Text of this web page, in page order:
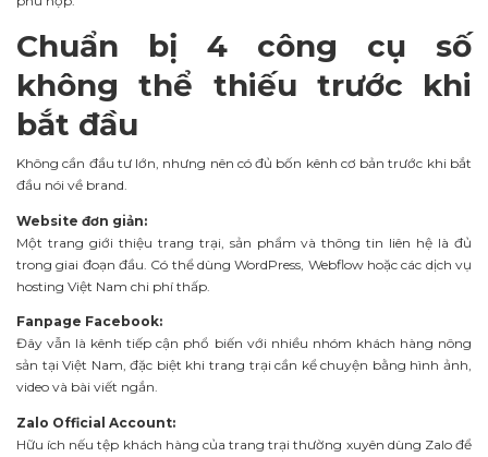
Chuẩn bị 4 công cụ số
không thể thiếu trước khi
bắt đầu
Không cần đầu tư lớn, nhưng nên có đủ bốn kênh cơ bản trước khi bắt
đầu nói về brand.
Website đơn giản:
Một trang giới thiệu trang trại, sản phẩm và thông tin liên hệ là đủ
trong giai đoạn đầu. Có thể dùng WordPress, Webflow hoặc các dịch vụ
hosting Việt Nam chi phí thấp.
Fanpage Facebook:
Đây vẫn là kênh tiếp cận phổ biến với nhiều nhóm khách hàng nông
sản tại Việt Nam, đặc biệt khi trang trại cần kể chuyện bằng hình ảnh,
video và bài viết ngắn.
Zalo Official Account:
Hữu ích nếu tệp khách hàng của trang trại thường xuyên dùng Zalo để